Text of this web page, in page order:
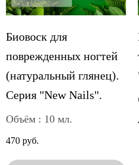
Биовоск для
поврежденных ногтей
(натуральный глянец).
Серия "New Nails".
Объём : 10 мл.
470 руб.